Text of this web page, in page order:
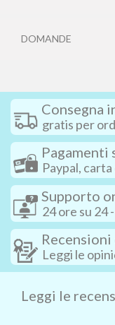
DOMANDE
Consegna
gratis per
Pagamenti
Paypal,
Supporto
24 ore su 24
Leggi le
Leggi le